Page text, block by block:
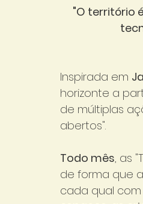
"O território
Inspirada em
horizonte a
de múltiplas
abertos".
Todo mês, as
de forma que
cada qual